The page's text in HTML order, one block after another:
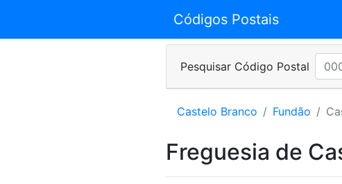
Códigos Postais
Pesquisar Código Postal
Castelo Branco Fundão
Freguesia de